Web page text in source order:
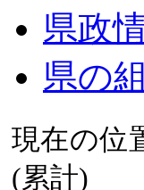
県政
県の
現在の位
(累計)